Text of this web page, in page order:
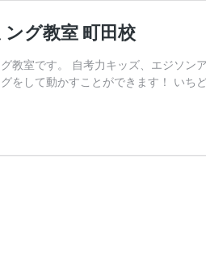
グ教室 町田校
教室です。 自考力キッズ、エジソ
をして動かすことができます！ いち